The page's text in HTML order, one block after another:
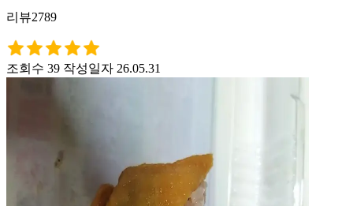
리뷰2789
조회수 39 작성일자 26.05.31